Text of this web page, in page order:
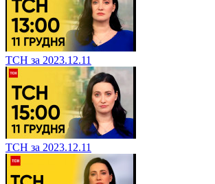
ТСН за 2023.12.11
ТСН за 2023.12.11